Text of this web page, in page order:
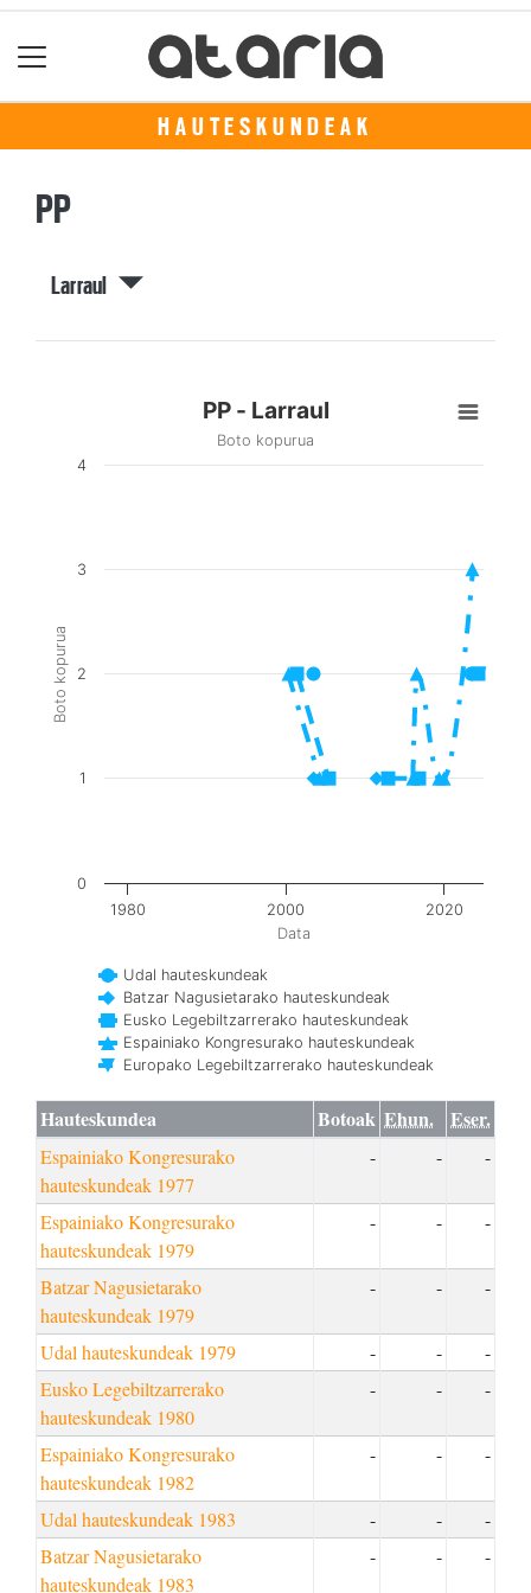
HAUTESKUNDEAK
PP
Larraul
Data
Boto kopurua
PP - Larraul
Boto kopurua
Udal hauteskundeak
Batzar Nagusietarako hauteskundeak
Eusko Legebiltzarrerako hauteskundeak
Espainiako Kongresurako hauteskundeak
Europako Legebiltzarrerako hauteskundeak
1980 2000 2020
0
1
2
3
4
Hauteskundea Botoak Ehun. Eser.
Espainiako Kongresurako
hauteskundeak 1977
- - -
Espainiako Kongresurako
hauteskundeak 1979
- - -
Batzar Nagusietarako
hauteskundeak 1979
- - -
Udal hauteskundeak 1979 - -
-
Eusko Legebiltzarrerako
hauteskundeak 1980
- - -
Espainiako Kongresurako
hauteskundeak 1982
- - -
Udal hauteskundeak 1983 - -
-
Batzar Nagusietarako
hauteskundeak 1983
- - -